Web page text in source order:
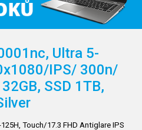
Ultra 5-
IPS/ 300n/
SSD 1TB,
Touch/17.3 FHD Antiglare IPS